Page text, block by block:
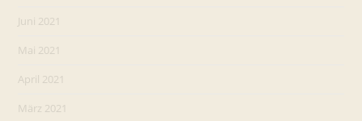
Juni 2021
Mai 2021
April 2021
März 2021